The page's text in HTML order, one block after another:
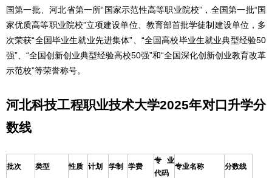
国第一批、河北省第一所“国家示范性高等职业院校”，全国第一批“国
家优质高等职业院校”立项建设单位、教育部首批学徒制建设单位，多
次荣获“全国毕业生就业先进集体”、“全国高校毕业生就业典型经验50
强”、“全国创新创业典型经验高校50强”和“全国深化创新创业教育改革
示范校”等荣誉称号。
河北科技工程职业技术大学2025年对口升学分
数线
批次 类型 性质 计划 学制 学费
专业
代码
专业名称 分数线